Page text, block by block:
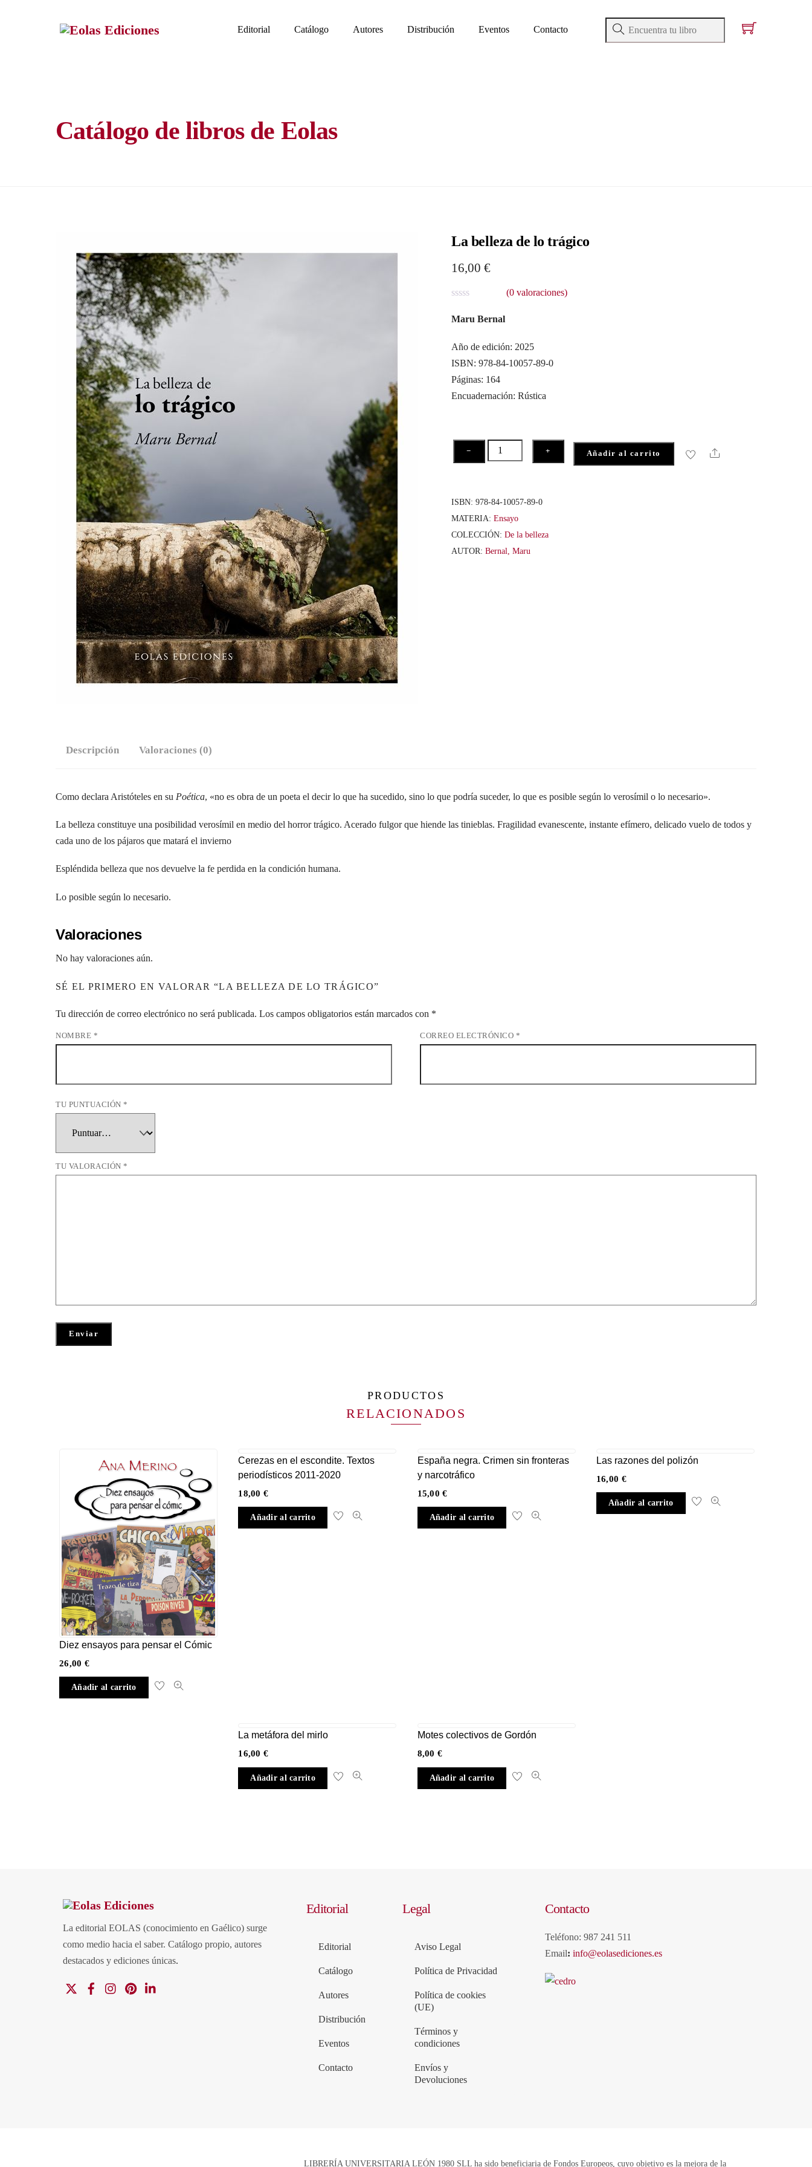
Editorial Catálogo Autores Distribución Eventos Contacto
Catálogo de libros de Eolas
La belleza de lo trágico
16,00€
a
r
d
o
c
o
5
(0valoraciones)
Maru Bernal
Año de edición: 2025
ISBN: 978-84-10057-89-0
Páginas: 164
Encuadernación: Rústica
−
belleza
cantidad
+ Añadir al carrito Share
ISBN:978-84-10057-89-0
MATERIA:Ensayo
COLECCIÓN:De la belleza
AUTOR:Bernal, Maru
Descripción Valoraciones (0)
Como declara Aristóteles en su Poética, «no es obra de un poeta el decir lo que ha sucedido, sino lo que podría suceder, lo que es posible según lo verosímil o lo necesario».
La belleza constituye una posibilidad verosímil en medio del horror trágico. Acerado fulgor que hiende las tinieblas. Fragilidad evanescente, instante efímero, delicado vuelo de todos y
cada uno de los pájaros que matará el invierno
Espléndida belleza que nos devuelve la fe perdida en la condición humana.
Lo posible según lo necesario.
Valoraciones
No hay valoraciones aún.
SÉ EL PRIMERO EN VALORAR “LA BELLEZA DE LO TRÁGICO”
Tu dirección de correo electrónico no será publicada. Los campos obligatorios están marcados con *
NOMBRE * CORREO ELECTRÓNICO *
TU PUNTUACIÓN*
TU VALORACIÓN*
PRODUCTOS
RELACIONADOS
Diez ensayos para pensar el Cómic
26,00 €
Añadir al carrito
Cerezas en el escondite. Textos
periodísticos 2011-2020
18,00€
Añadir al carrito
España negra. Crimen sin fronteras
y narcotráfico
15,00€
Añadir al carrito
Las razones del polizón
16,00 €
Añadir al carrito
La metáfora del mirlo
16,00€
Añadir al carrito
Motes colectivos de Gordón
8,00€
Añadir al carrito
La editorial EOLAS (conocimiento en Gaélico) surge
como medio hacia el saber. Catálogo propio, autores
destacados y ediciones únicas.
FacebookInstagramPinterest
Editorial
Editorial
Catálogo
Autores
Distribución
Eventos
Contacto
Legal
Aviso Legal
Política de Privacidad
Política de cookies
(UE)
Términos y
condiciones
Envíos y
Devoluciones
Contacto
Teléfono: 987 241 511
Email: info@eolasediciones.es
LIBRERÍA UNIVERSITARIA LEÓN 1980 SLL ha sido beneficiaria de Fondos Europeos, cuyo objetivo es la mejora de la